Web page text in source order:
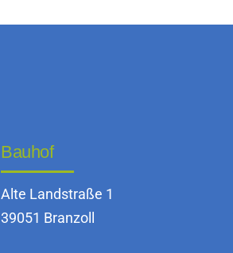
Bauhof
Alte Landstraße 1
39051 Branzoll